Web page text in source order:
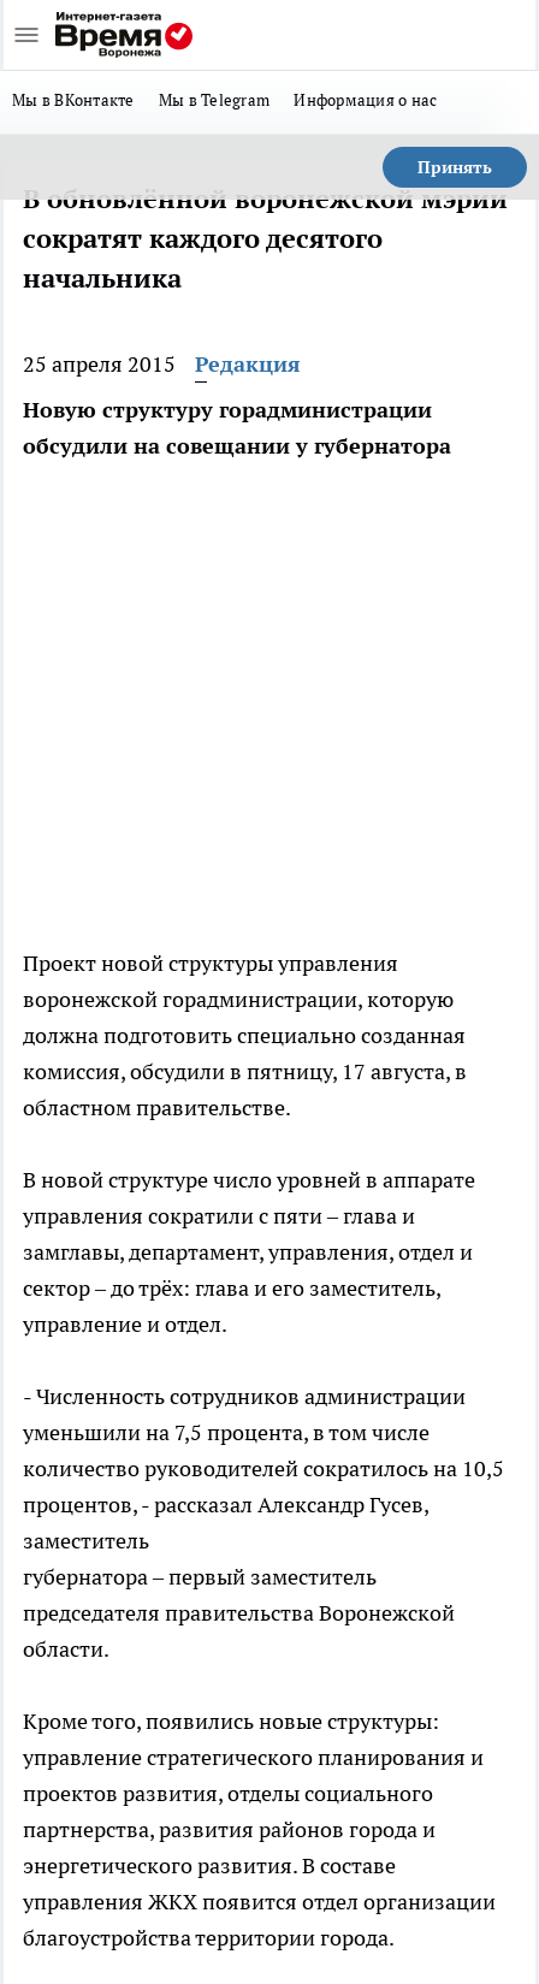
Мы в ВКонтакте Мы в Telegram Информация о нас
Принять
В обновлённой воронежской мэрии
сократят каждого десятого
начальника
25 апреля 2015
Редакция
Новую структуру горадминистрации
обсудили на совещании у губернатора
Проект новой структуры управления
воронежской горадминистрации, которую
должна подготовить специально созданная
комиссия, обсудили в пятницу, 17 августа, в
областном правительстве.
В новой структуре число уровней в аппарате
управления сократили с пяти – глава и
замглавы, департамент, управления, отдел и
сектор – до трёх: глава и его заместитель,
управление и отдел.
- Численность сотрудников администрации
уменьшили на 7,5 процента, в том числе
количество руководителей сократилось на 10,5
процентов, - рассказал Александр Гусев,
заместитель
губернатора – первый заместитель
председателя правительства Воронежской
области.
Кроме того, появились новые структуры:
управление стратегического планирования и
проектов развития, отделы социального
партнерства, развития районов города и
энергетического развития. В составе
управления ЖКХ появится отдел организации
благоустройства территории города.